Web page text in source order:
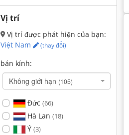
Vị trí
Vị trí được phát hiện của bạn:
Việt Nam
(thay đổi)
bán kính:
Không giới hạn (105)
Đức (66)
Hà Lan (18)
Ý (3)